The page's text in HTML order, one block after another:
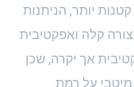
יותר, הניתנות
קלה ואפקטיבית
אך יקרה, שכן
מיטבי על רמת